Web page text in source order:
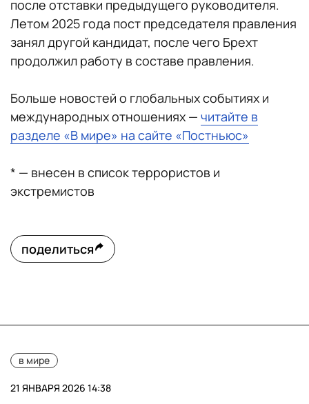
после отставки предыдущего руководителя.
Летом 2025 года пост председателя правления
занял другой кандидат, после чего Брехт
продолжил работу в составе правления.
Больше новостей о глобальных событиях и
международных отношениях — читайте в
разделе «В мире» на сайте «Постньюс»
* — внесен в список террористов и
экстремистов
поделиться
в мире
21 ЯНВАРЯ 2026 14:38